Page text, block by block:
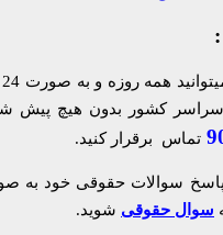
سراسر کشور بدون هیچ پیش
تماس برقرار کنید.
پاسخ سوالات حقوقی خود به
سوال حقوقی شوید.